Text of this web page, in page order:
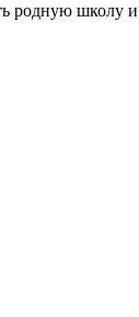
школу